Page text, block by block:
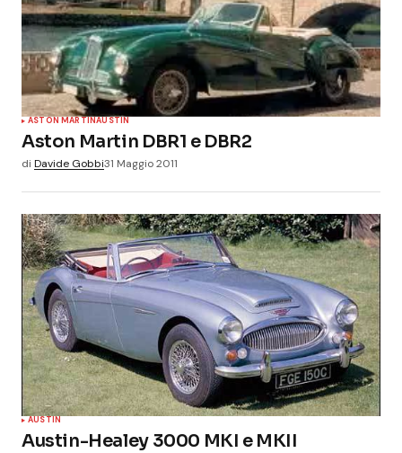
ASTON MARTINAUSTIN
Aston Martin DBR1 e DBR2
di Davide Gobbi31 Maggio 2011
AUSTIN
Austin-Healey 3000 MKI e MKII